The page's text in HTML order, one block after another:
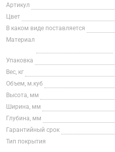
Артикул
Цвет
В каком виде поставляется
Материал
Упаковка
Вес, кг
Объем, м.куб
Высота, мм
Ширина, мм
Глубина, мм
Гарантийный срок
Тип покрытия